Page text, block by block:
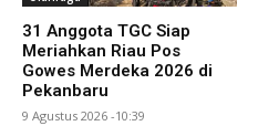
31 Anggota TGC Siap
Meriahkan Riau Pos
Gowes Merdeka 2026 di
Pekanbaru
9 Agustus 2026 -10:39